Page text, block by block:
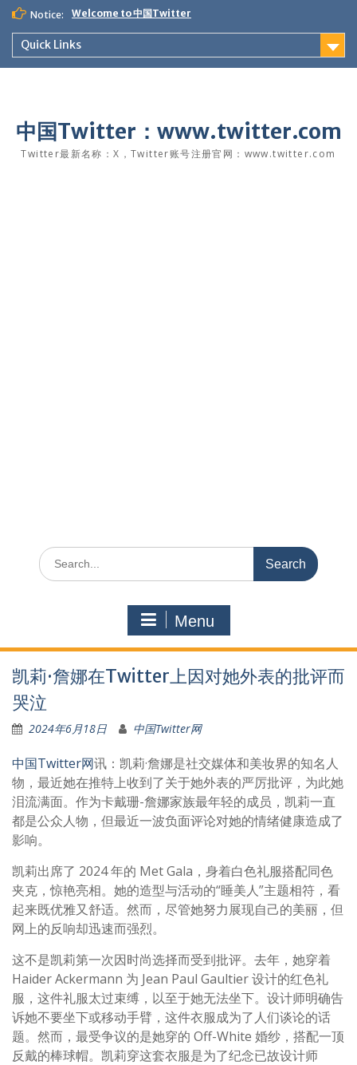
Skip
content
Notice: Welcome to 中国Twitter
Quick Links
中国Twitter：www.twitter.com
Twitter最新名称：X，Twitter账号注册官网：www.twitter.com
Search
for:
Menu
凯莉·詹娜在Twitter上因对她外表的批评而
哭泣
2024年6月18日 中国Twitter网
中国Twitter网讯：凯莉·詹娜是社交媒体和美妆界的知名人
物，最近她在推特上收到了关于她外表的严厉批评，为此她
泪流满面。作为卡戴珊-詹娜家族最年轻的成员，凯莉一直
都是公众人物，但最近一波负面评论对她的情绪健康造成了
影响。
凯莉出席了 2024 年的 Met Gala，身着白色礼服搭配同色
夹克，惊艳亮相。她的造型与活动的“睡美人”主题相符，看
起来既优雅又舒适。然而，尽管她努力展现自己的美丽，但
网上的反响却迅速而强烈。
这不是凯莉第一次因时尚选择而受到批评。去年，她穿着
Haider Ackermann 为 Jean Paul Gaultier 设计的红色礼
服，这件礼服太过束缚，以至于她无法坐下。设计师明确告
诉她不要坐下或移动手臂，这件衣服成为了人们谈论的话
题。然而，最受争议的是她穿的 Off-White 婚纱，搭配一顶
反戴的棒球帽。凯莉穿这套衣服是为了纪念已故设计师